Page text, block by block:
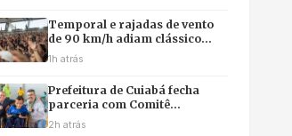
Temporal e rajadas de vento
de 90 km/h adiam clássico
vovô do Brasileirão Feminino
1h atrás
Prefeitura de Cuiabá fecha
parceria com Comitê
Paralímpico para capacitar
2h atrás